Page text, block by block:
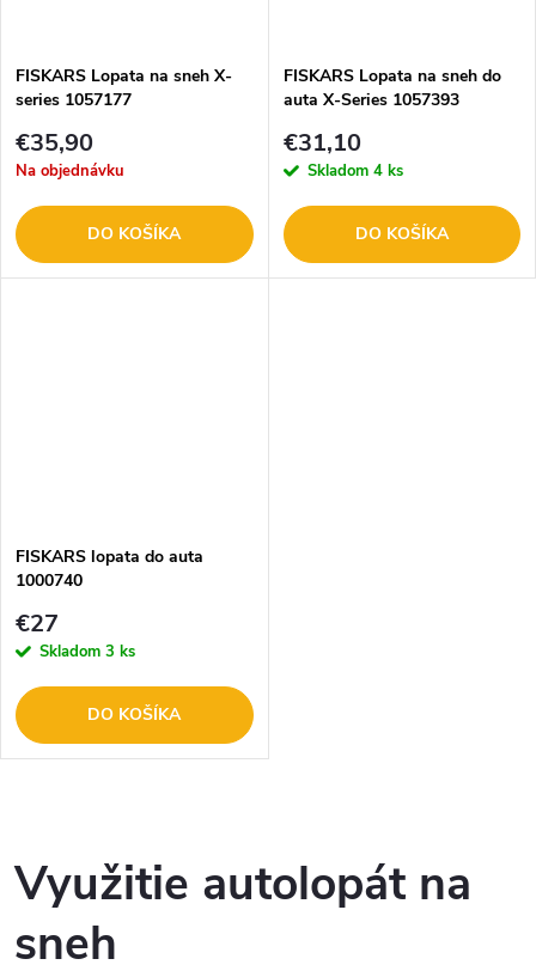
FISKARS Lopata na sneh X-
series 1057177
€35,90
Na objednávku
DO KOŠÍKA
FISKARS Lopata na sneh do
auta X-Series 1057393
€31,10
Skladom 4 ks
DO KOŠÍKA
FISKARS lopata do auta
1000740
€27
Skladom 3 ks
DO KOŠÍKA
v
l
Využitie autolopát na
sneh